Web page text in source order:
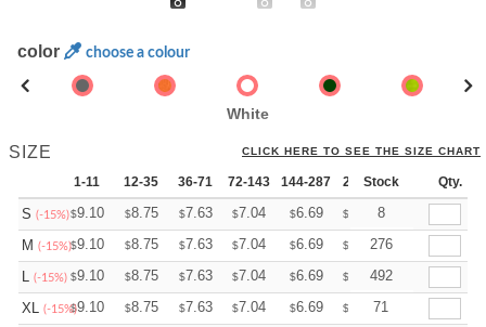
color choose a colour
White
SIZE CLICK HERE TO SEE THE SIZE CHART
1-11 12-35 36-71 72-143 144-287 288 + More
Stock Qty.
S (-15%)$9.10 $8.75 $7.63 $7.04 $6.69 $
8
M (-15%)$9.10 $8.75 $7.63 $7.04 $6.69 $ 6.57276
L (-15%) $9.10 $8.75 $7.63 $7.04 $6.69 $ 6.57492
XL (-15%)
$9.10 $8.75 $7.63 $7.04 $6.69 $ 6.5771